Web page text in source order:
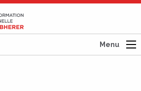
Menu